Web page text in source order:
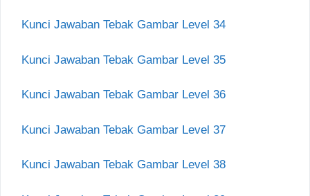
Kunci Jawaban Tebak Gambar Level 34
Kunci Jawaban Tebak Gambar Level 35
Kunci Jawaban Tebak Gambar Level 36
Kunci Jawaban Tebak Gambar Level 37
Kunci Jawaban Tebak Gambar Level 38